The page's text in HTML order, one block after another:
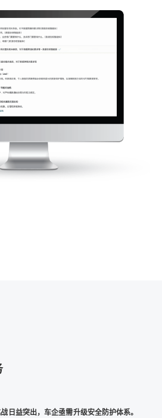
日益突出，车企亟需升级安全防护体系。